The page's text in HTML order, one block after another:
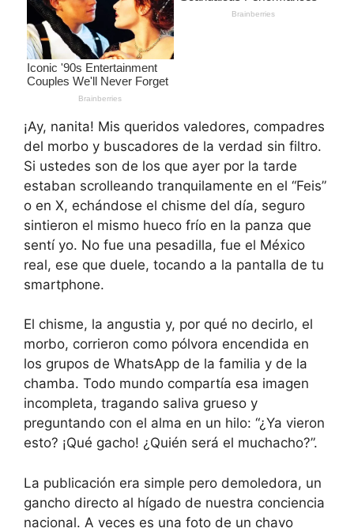
¡Ay, nanita! Mis queridos valedores, compadres
del morbo y buscadores de la verdad sin filtro.
Si ustedes son de los que ayer por la tarde
estaban scrolleando tranquilamente en el “Feis”
o en X, echándose el chisme del día, seguro
sintieron el mismo hueco frío en la panza que
sentí yo. No fue una pesadilla, fue el México
real, ese que duele, tocando a la pantalla de tu
smartphone.
El chisme, la angustia y, por qué no decirlo, el
morbo, corrieron como pólvora encendida en
los grupos de WhatsApp de la familia y de la
chamba. Todo mundo compartía esa imagen
incompleta, tragando saliva grueso y
preguntando con el alma en un hilo: “¿Ya vieron
esto? ¡Qué gacho! ¿Quién será el muchacho?”.
La publicación era simple pero demoledora, un
gancho directo al hígado de nuestra conciencia
nacional. A veces es una foto de un chavo